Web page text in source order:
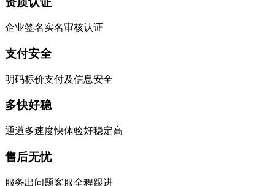
企业签名实名审核认证
支付安全
明码标价支付及信息安全
多快好稳
通道多速度快体验好稳定高
售后无忧
服务出问题客服全程跟进